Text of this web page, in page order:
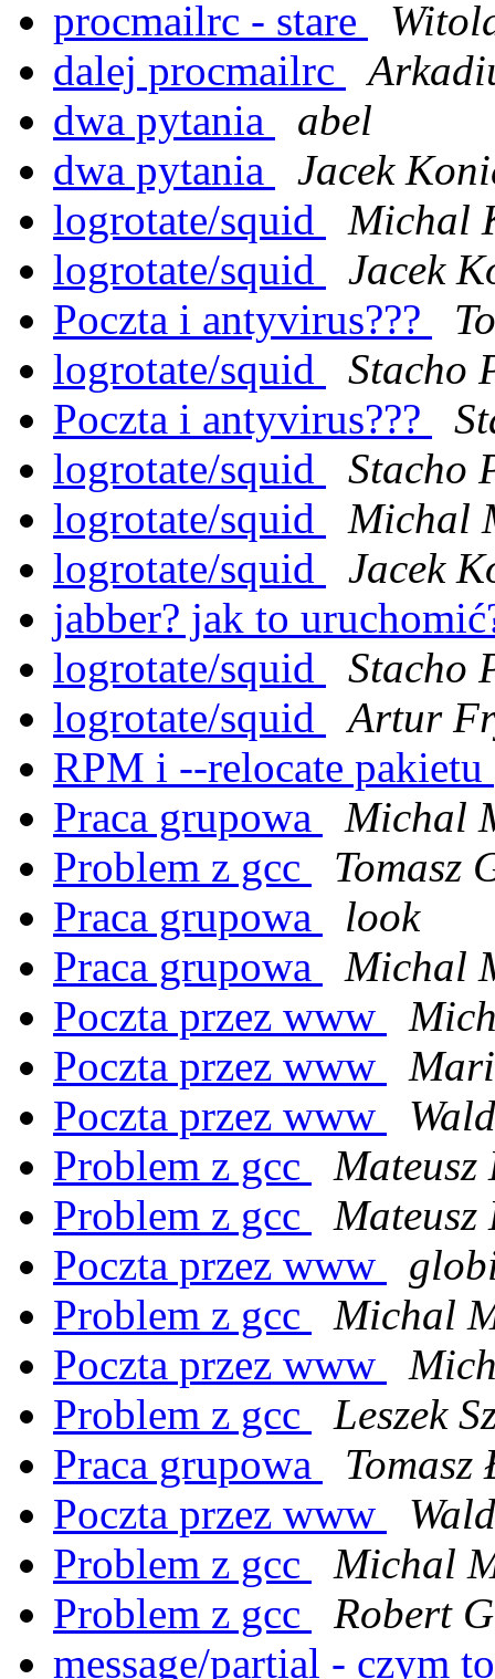
procmailrc - stare
dalej procmailrc
dwa pytania
abel
dwa pytania
Jacek
logrotate/squid
Michal
logrotate/squid
Jacek
Poczta i antyvirus???
logrotate/squid
Stacho
Poczta i antyvirus???
logrotate/squid
Stacho
logrotate/squid
Michal
logrotate/squid
Jacek
jabber? jak to
logrotate/squid
Stacho
logrotate/squid
Artur
RPM i --relocate pakietu
Praca grupowa
Michal
Problem z gcc
Tomasz
Praca grupowa
look
Praca grupowa
Michal
Poczta przez www
Poczta przez www
Poczta przez www
Problem z gcc
Problem z gcc
Poczta przez www
Problem z gcc
Michal
Poczta przez www
Problem z gcc
Leszek
Praca grupowa
Tomasz
Poczta przez www
Problem z gcc
Michal
Problem z gcc
Robert
message/partial - czym